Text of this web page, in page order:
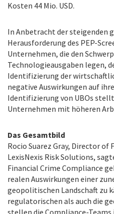
Kosten 44 Mio. USD.
In Anbetracht der steigenden
Herausforderung des PEP-
Unternehmen, die den
Technologieausgaben legen,
Identifizierung der
negative Auswirkungen auf
Identifizierung von UBOs
Unternehmen mit höheren
Das Gesamtbild
Rocio Suarez Gray, Director of
LexisNexis Risk Solutions,
Financial Crime Compliance
realen Auswirkungen einer
geopolitischen Landschaft zu
regulatorischen als auch die
stellen die Compliance-Teams